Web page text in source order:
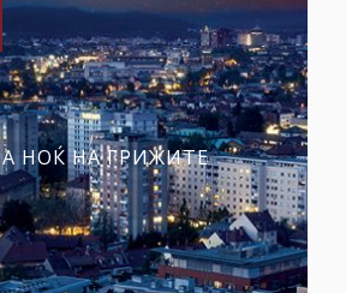
НОЌ НА ГРИЖИТЕ